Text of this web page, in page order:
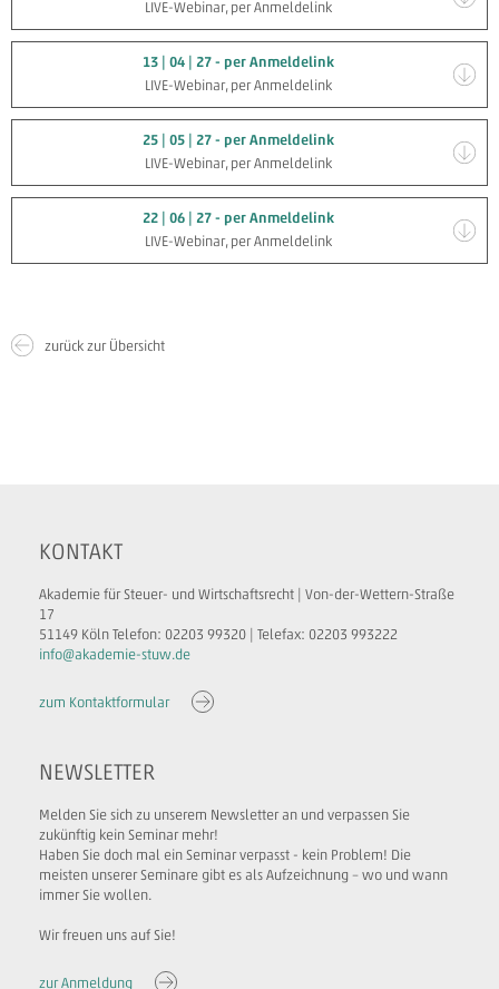
LIVE-Webinar, per Anmeldelink
13 | 04 | 27 - per Anmeldelink
LIVE-Webinar, per Anmeldelink
25 | 05 | 27 - per Anmeldelink
LIVE-Webinar, per Anmeldelink
22 | 06 | 27 - per Anmeldelink
LIVE-Webinar, per Anmeldelink
zurück zur Übersicht
KONTAKT
Akademie für Steuer- und Wirtschaftsrecht | Von-der-Wettern-Straße
17
51149 Köln Telefon: 02203 99320 | Telefax: 02203 993222
info@akademie-stuw.de
zum Kontaktformular
NEWSLETTER
Melden Sie sich zu unserem Newsletter an und verpassen Sie
zukünftig kein Seminar mehr!
Haben Sie doch mal ein Seminar verpasst - kein Problem! Die
meisten unserer Seminare gibt es als Aufzeichnung – wo und wann
immer Sie wollen.
Wir freuen uns auf Sie!
zur Anmeldung